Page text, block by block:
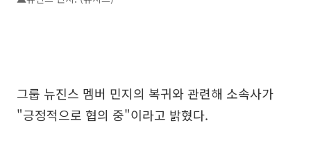
그룹 뉴진스 멤버 민지의 복귀와 관련해 소속사가
"긍정적으로 협의 중"이라고 밝혔다.